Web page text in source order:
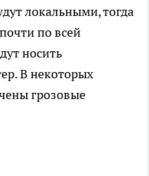
локальными, тогда
по всей
носить
В некоторых
грозовые